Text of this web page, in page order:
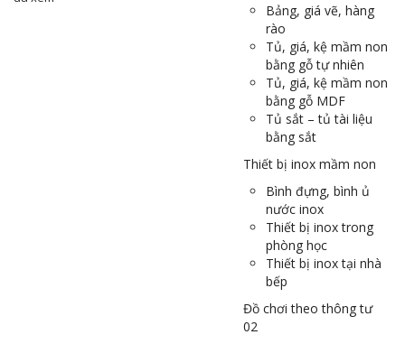
Bảng, giá vẽ, hàng
rào
Tủ, giá, kệ mầm non
bằng gỗ tự nhiên
Tủ, giá, kệ mầm non
bằng gỗ MDF
Tủ sắt – tủ tài liệu
bằng sắt
Thiết bị inox mầm non
Bình đựng, bình ủ
nước inox
Thiết bị inox trong
phòng học
Thiết bị inox tại nhà
bếp
Đồ chơi theo thông tư
02